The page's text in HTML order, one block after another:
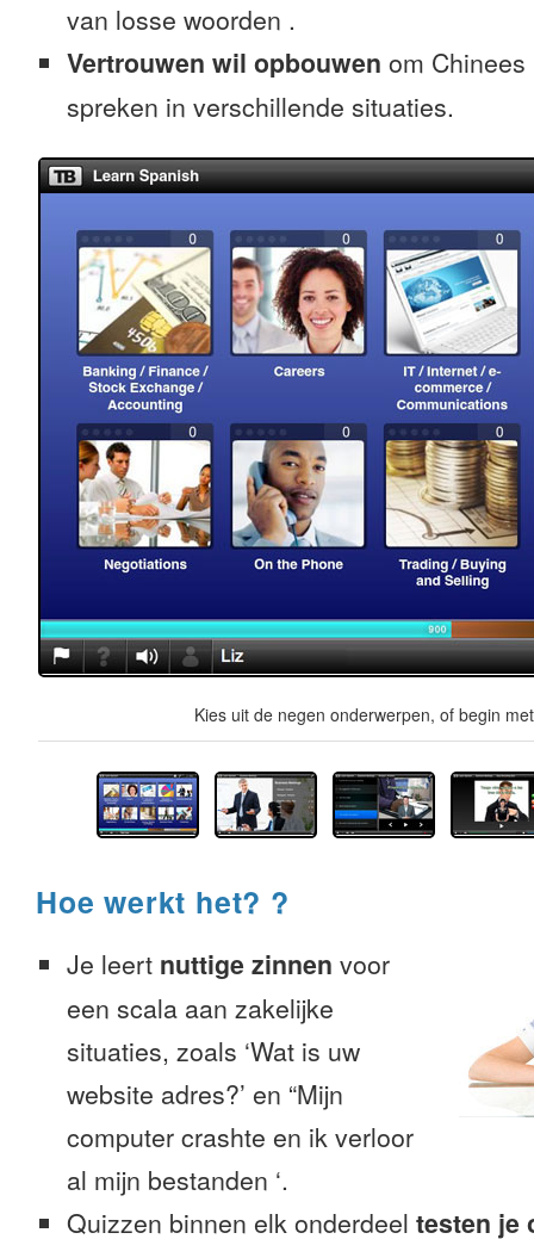
van losse woorden .
Vertrouwen wil opbouwen om
spreken in verschillende situaties.
Kies uit de negen onderwerpen, of begin
Hoe werkt het? ?
Je leert nuttige zinnen voor
een scala aan zakelijke
situaties, zoals ‘Wat is uw
website adres?’ en “Mijn
computer crashte en ik verloor
al mijn bestanden ‘.
Quizzen binnen elk onderdeel testen je